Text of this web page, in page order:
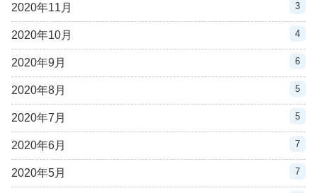
2020年11月 3
2020年10月 4
2020年9月 6
2020年8月 5
2020年7月 5
2020年6月 7
2020年5月 7